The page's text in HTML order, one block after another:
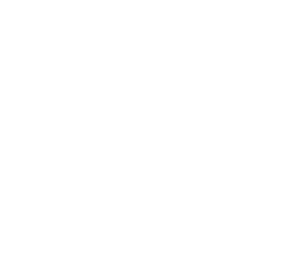
רגע נתון ולא
ללא השגחה. במקרה
ליצור קשר מיידי עם
? צרו איתנו קשר במייל -